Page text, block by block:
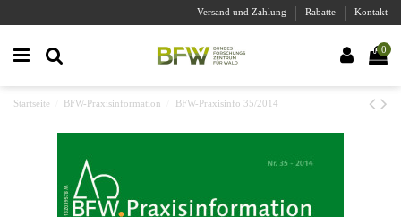
Versand und Zahlung Rabatte Kontakt
0
Startseite BFW-Praxisinformation BFW-Praxisinfo 35/2014